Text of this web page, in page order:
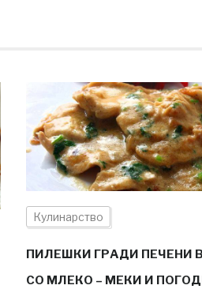
Кулинарство
ПИЛЕШКИ ГРАДИ ПЕЧЕНИ
СО МЛЕКО – МЕКИ И